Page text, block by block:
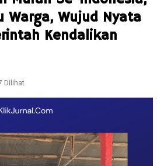
Warga, Wujud Nyata
Kendalikan
Dilihat